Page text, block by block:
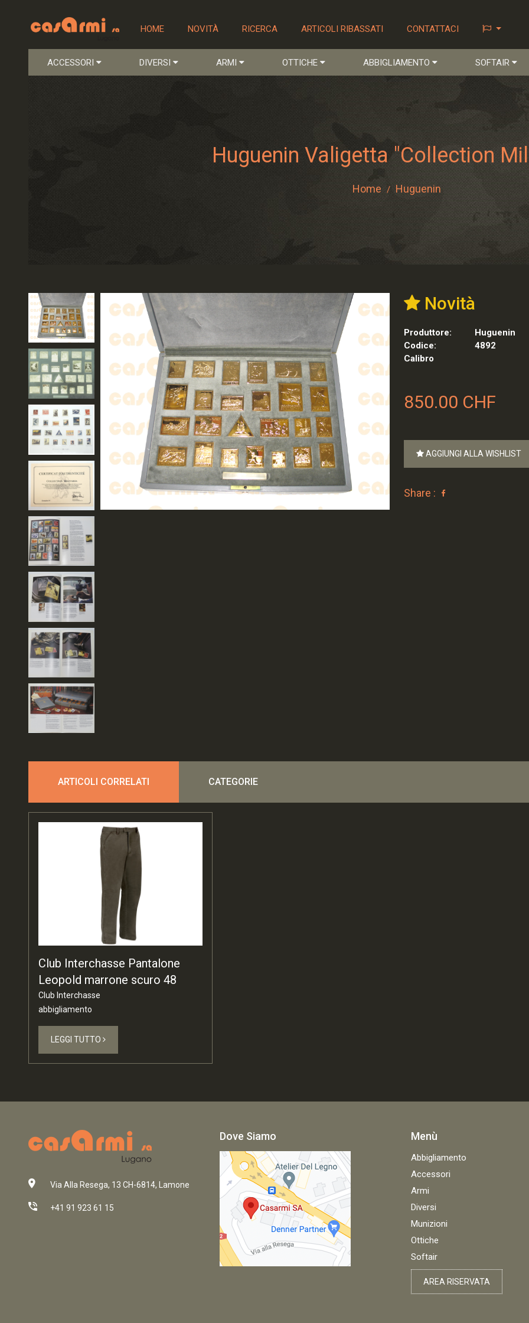
HOME NOVITÀ RICERCA ARTICOLI RIBASSATI CONTATTACI
ACCESSORI DIVERSI ARMI OTTICHE ABBIGLIAMENTO SOFTAIR
Huguenin Valigetta "Collection
Home / Huguenin
Novità
Produttore:
Huguenin
Codice:
4892
Calibro
850.00 CHF
AGGIUNGI ALLA WISHLIST
Share :
ARTICOLI CORRELATI CATEGORIE
Club Interchasse Pantalone
Leopold marrone scuro 48
Club Interchasse
abbigliamento
LEGGI TUTTO
Via Alla Resega, 13 CH-6814, Lamone
+41 91 923 61 15
Dove Siamo Menù
Abbigliamento
Accessori
Armi
Diversi
Munizioni
Ottiche
Softair
AREA RISERVATA